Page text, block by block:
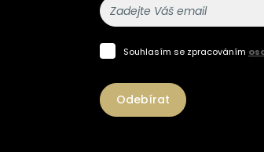
Souhlasím se zpracováním
Odebírat